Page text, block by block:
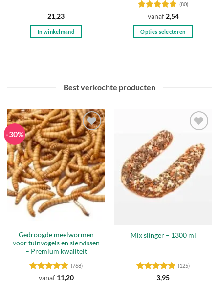
21,23
In winkelmand
Gewaardeerd
4.8uit 5
(80)
vanaf2,54
Opties selecteren
worden
op
de
productpagina
Best verkochte producten
-30%
Toevoegen
aan
verlanglijst
Gedroogde meelwormen
voor tuinvogels en siervissen
– Premium kwaliteit
Gewaardeerd
(768)
vanaf 11,20
aan
verlanglijst
Mix slinger – 1300 ml
Gewaardeerd
(125)
3,95